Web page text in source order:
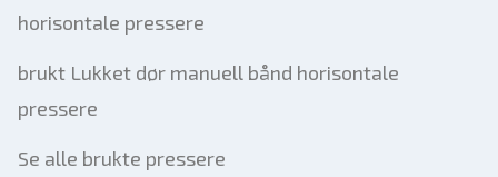
horisontale pressere
brukt Lukket dør manuell bånd horisontale
pressere
Se alle brukte pressere